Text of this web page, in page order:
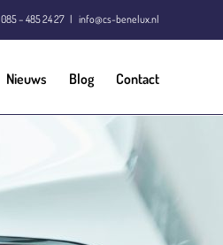
085 – 485 24 27 | info@cs-benelux.nl
Nieuws Blog Contact